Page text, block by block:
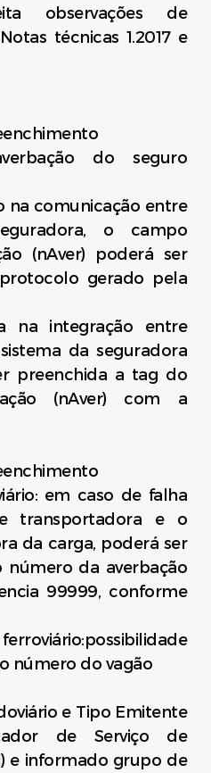
observações de
técnicas 1.2017 e
do seguro
na comunicação entre
o campo
(nAver) poderá ser
gerado pela
na integração entre
da seguradora
preenchida a tag do
(nAver) com a
em caso de falha
transportadora e o
da carga, poderá ser
da averbação
99999, conforme
número do vagão
e Tipo Emitente
de Serviço de
e informado grupo de